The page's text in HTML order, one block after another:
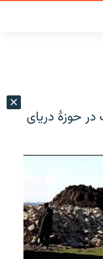
چاه نفت در حوزۀ دریای